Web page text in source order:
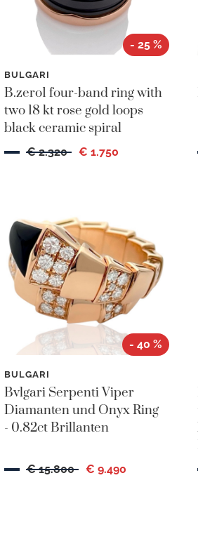
- 25 %
BULGARI
B.zero1 four-band ring with
two 18 kt rose gold loops
black ceramic spiral
€ 2.320 € 1.750
- 40 %
BULGARI
Bvlgari Serpenti Viper
Diamanten und Onyx Ring
- 0.82ct Brillanten
€ 15.800 € 9.490